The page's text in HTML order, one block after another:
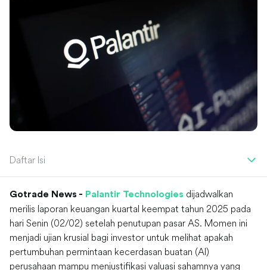
Daftar Isi
Gotrade News - Palantir Technologies dijadwalkan
merilis laporan keuangan kuartal keempat tahun 2025 pada
hari Senin (02/02) setelah penutupan pasar AS. Momen ini
menjadi ujian krusial bagi investor untuk melihat apakah
pertumbuhan permintaan kecerdasan buatan (AI)
perusahaan mampu menjustifikasi valuasi sahamnya yang